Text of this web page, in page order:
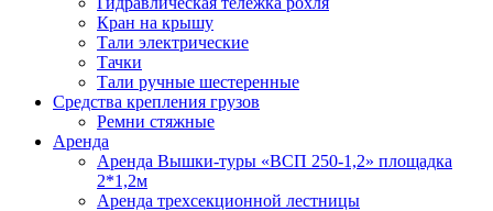
Кран на крышу
Тали электрические
Тачки
Тали ручные шестеренные
Средства крепления грузов
Ремни стяжные
Аренда
Аренда Вышки-туры «ВСП 250-1,2» площадка
2*1,2м
Аренда трехсекционной лестницы